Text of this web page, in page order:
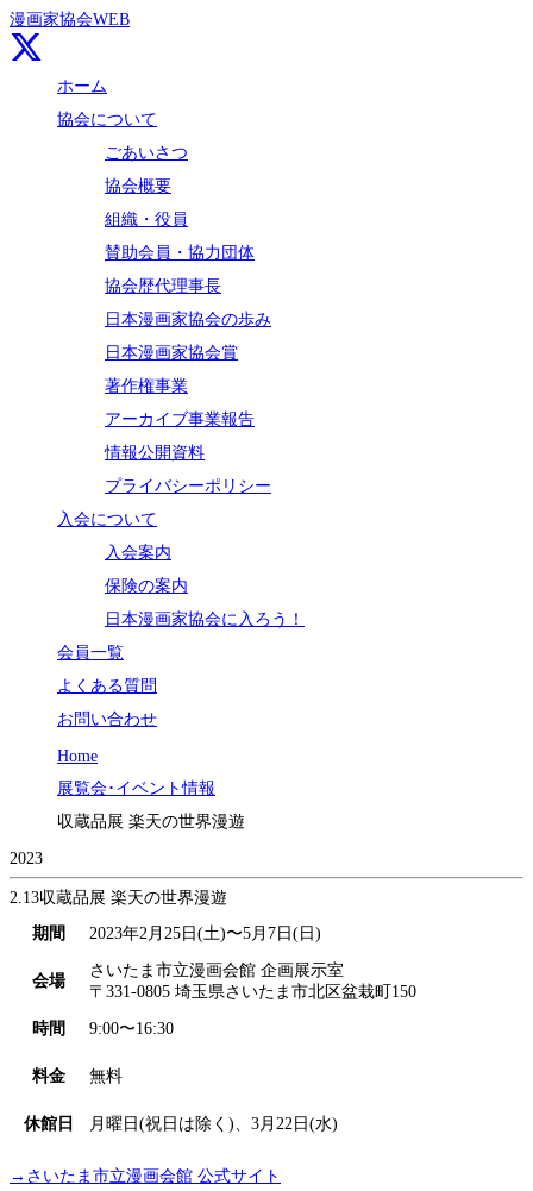
漫画家協会WEB
ホーム
協会について
ごあいさつ
協会概要
組織・役員
賛助会員・協力団体
協会歴代理事長
日本漫画家協会の歩み
日本漫画家協会賞
著作権事業
アーカイブ事業報告
情報公開資料
プライバシーポリシー
入会について
入会案内
保険の案内
日本漫画家協会に入ろう！
会員一覧
よくある質問
お問い合わせ
Home
展覧会･イベント情報
収蔵品展 楽天の世界漫遊
2023
2.13収蔵品展 楽天の世界漫遊
期間
2023年2月25日(土)〜5月7日(日)
会場
さいたま市立漫画会館 企画展示室
〒331-0805 埼玉県さいたま市北区盆栽町150
時間 9:00〜16:30
料金 無料
休館日 月曜日(祝日は除く)、3月22日(水)
→さいたま市立漫画会館 公式サイト